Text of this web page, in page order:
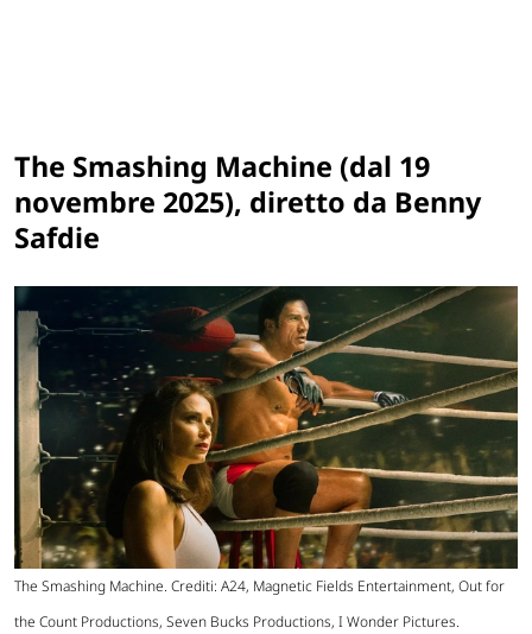
The Smashing Machine (dal 19
novembre 2025), diretto da Benny
Safdie
The Smashing Machine. Crediti: A24, Magnetic Fields Entertainment, Out for
the Count Productions, Seven Bucks Productions, I Wonder Pictures.